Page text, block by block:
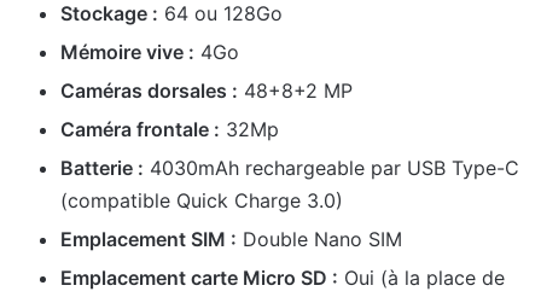
Stockage : 64 ou 128Go
Mémoire vive : 4Go
Caméras dorsales : 48+8+2 MP
Caméra frontale : 32Mp
Batterie : 4030mAh rechargeable par USB Type-C
(compatible Quick Charge 3.0)
Emplacement SIM : Double Nano SIM
Emplacement carte Micro SD : Oui (à la place de